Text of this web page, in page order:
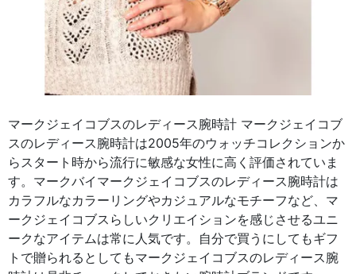
マークジェイコブスのレディース腕時計 マークジェイコブ
スのレディース腕時計は2005年のウォッチコレクションか
らスタート時から流行に敏感な女性に高く評価されていま
す。マークバイマークジェイコブスのレディース腕時計は
カラフルなカラーリングやカジュアルなモチーフなど、マ
ークジェイコブスらしいクリエイションを感じさせるユニ
ークなアイテムは常に人気です。自分で買うにしてもギフ
トで贈られるとしてもマークジェイコブスのレディース腕